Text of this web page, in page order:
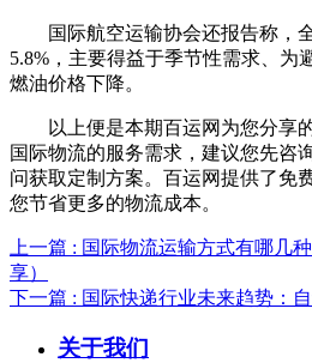
国际航空运输协会还报告称，
5.8%，主要得益于季节性需求、为
燃油价格下降。
以上便是本期百运网为您分享
国际物流的服务需求，建议您先咨
问获取定制方案。百运网提供了免
您节省更多的物流成本。
上一篇 : 国际物流运输方式有哪几
享）
下一篇 : 国际快递行业未来趋势：
关于我们